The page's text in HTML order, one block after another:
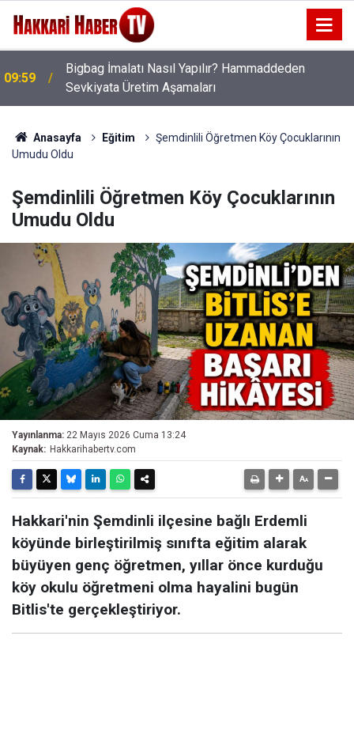
09:53 Av tüfeği ateşlendi 2 yaralı
Anasayfa Eğitim
Şemdinlili Öğretmen Köy Çocuklarının
Umudu Oldu
Şemdinlili Öğretmen Köy Çocuklarının
Umudu Oldu
Yayınlanma: 22 Mayıs 2026 Cuma 13:24
Kaynak: Hakkarihabertv.com
Hakkari'nin Şemdinli ilçesine bağlı Erdemli
köyünde birleştirilmiş sınıfta eğitim alarak
büyüyen genç öğretmen, yıllar önce kurduğu
köy okulu öğretmeni olma hayalini bugün
Bitlis'te gerçekleştiriyor.